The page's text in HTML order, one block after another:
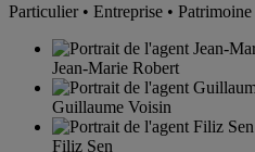
Particulier • Entreprise • Patrimoine
Jean-Marie Robert
Guillaume Voisin
Filiz Sen